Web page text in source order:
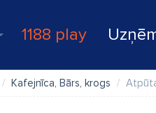
1188 play
Kafejnīca, Bārs, krogs